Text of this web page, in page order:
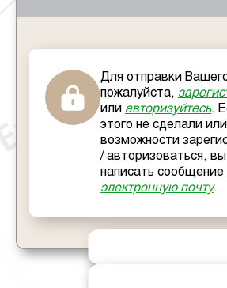
Для отправки
пожалуйста,
или авторизуйтесь.
этого не сделали
возможности
/ авторизоваться,
написать сообщение
электронную почту.